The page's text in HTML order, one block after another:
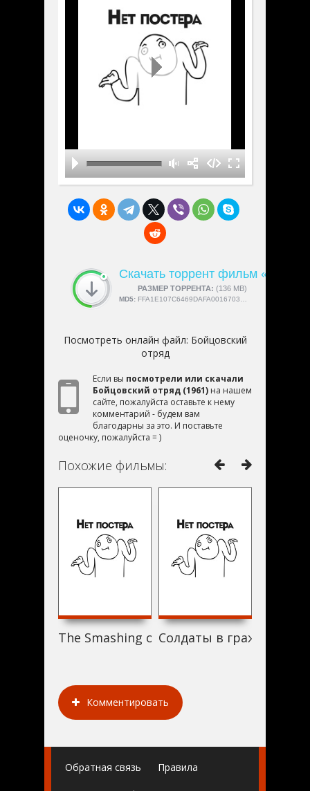
Скачать торрент фильм
РАЗМЕР ТОРРЕНТА: (136 MB)
СКАЧАЛИ:4189
MD5: FFA1E107C6469DAFA0016703450E26ED
Посмотреть онлайн файл: Бойцовский
отряд
Если вы посмотрели или скачали
Бойцовский отряд (1961) на нашем
сайте, пожалуйста оставьте к нему
комментарий - будем вам
благодарны за это. И поставьте
оценочку, пожалуйста = )
Похожие фильмы:
The Smashing of the Reich (1961)
Солдаты в
Комментировать
Обратная связь Правила